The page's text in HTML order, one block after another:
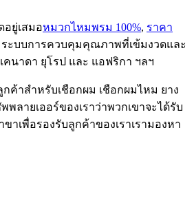
อยู่เสมอหมวกไหมพรม 100%, ราคา
ะบบการควบคุมคุณภาพที่เข้มงวดและ
นาดา ยุโรป และ แอฟริกา ฯลฯ
าสำหรับเชือกผม เชือกผมไหม ยาง
ลายเออร์ของเราว่าพวกเขาจะได้รับ
เพื่อรองรับลูกค้าของเราเรามองหา